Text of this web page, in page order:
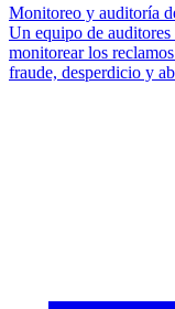
Monitoreo y auditoría
Un equipo de
monitorear los
fraude, desperdicio y